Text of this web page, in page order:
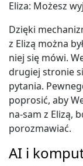
Eliza: Możesz
Dzięki
z Elizą można
niej się mówi.
drugiej stronie
pytania.
poprosić, aby
na-sam z Elizą,
porozmawiać.
AI i